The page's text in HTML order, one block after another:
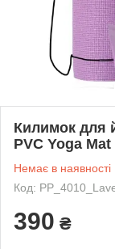
Килимок для
PVC Yoga
Немає в наявності
Код:
390 ₴